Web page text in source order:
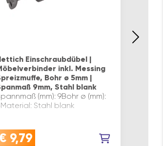
Einschraubdübel |
inkl. Messing
Bohr ø 5mm |
9mm, Stahl blank
(mm): 9Bohr ø (mm):
Stahl blank
9,79